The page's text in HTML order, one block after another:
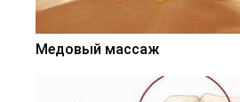
Медовый массаж